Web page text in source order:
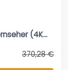
(4K...
370,28 €